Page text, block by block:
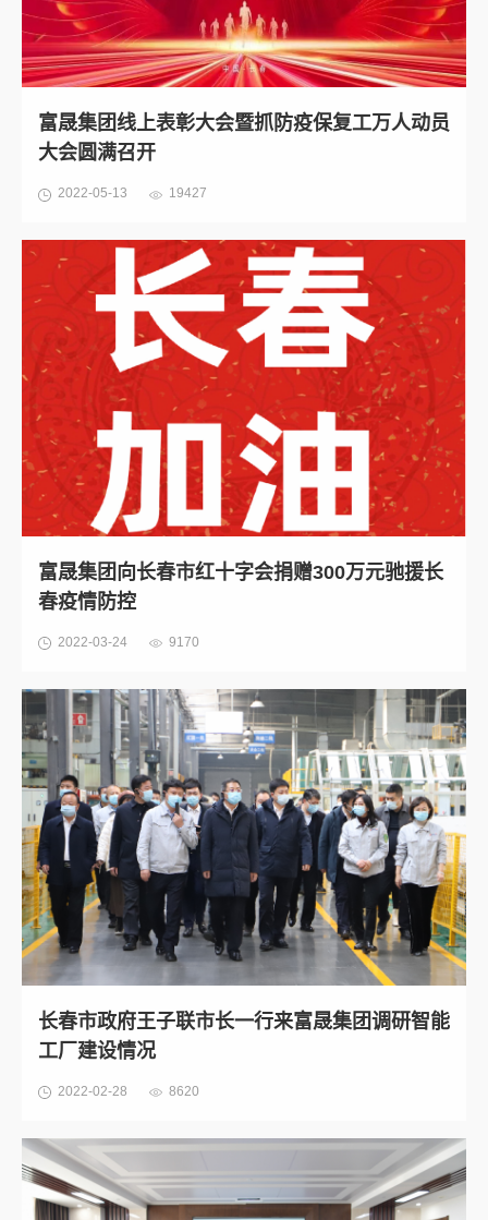
富晟集团线上表彰大会暨抓防疫保复工万人动员
大会圆满召开
2022-05-13 19427
富晟集团向长春市红十字会捐赠300万元驰援长
春疫情防控
2022-03-24 9170
长春市政府王子联市长一行来富晟集团调研智能
工厂建设情况
2022-02-28 8620